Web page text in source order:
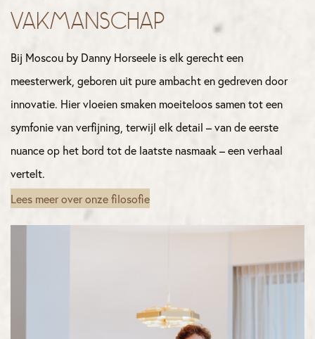
vakmanschap
Bij Moscou by Danny Horseele is elk gerecht een
meesterwerk, geboren uit pure ambacht en gedreven door
innovatie. Hier vloeien smaken moeiteloos samen tot een
symfonie van verfijning, terwijl elk detail – van de eerste
nuance op het bord tot de laatste nasmaak – een verhaal
vertelt.
Lees meer over onze filosofie